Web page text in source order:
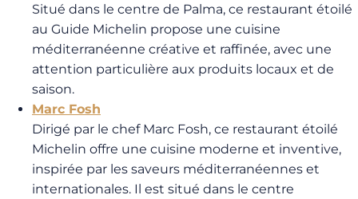
Situé dans le centre de Palma, ce restaurant étoilé
au Guide Michelin propose une cuisine
méditerranéenne créative et raffinée, avec une
attention particulière aux produits locaux et de
saison.
Marc Fosh
Dirigé par le chef Marc Fosh, ce restaurant étoilé
Michelin offre une cuisine moderne et inventive,
inspirée par les saveurs méditerranéennes et
internationales. Il est situé dans le centre